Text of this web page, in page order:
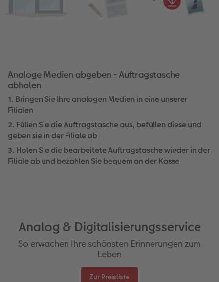
Analoge Medien abgeben - Auftragstasche
abholen
1. Bringen Sie Ihre analogen Medien in eine unserer
Filialen
2. Füllen Sie die Auftragstasche aus, befüllen diese und
geben sie in der Filiale ab
3. Holen Sie die bearbeitete Auftragstasche wieder in der
Filiale ab und bezahlen Sie bequem an der Kasse
Analog & Digitalisierungsservice
So erwachen Ihre schönsten Erinnerungen zum
Leben
Zur Preisliste